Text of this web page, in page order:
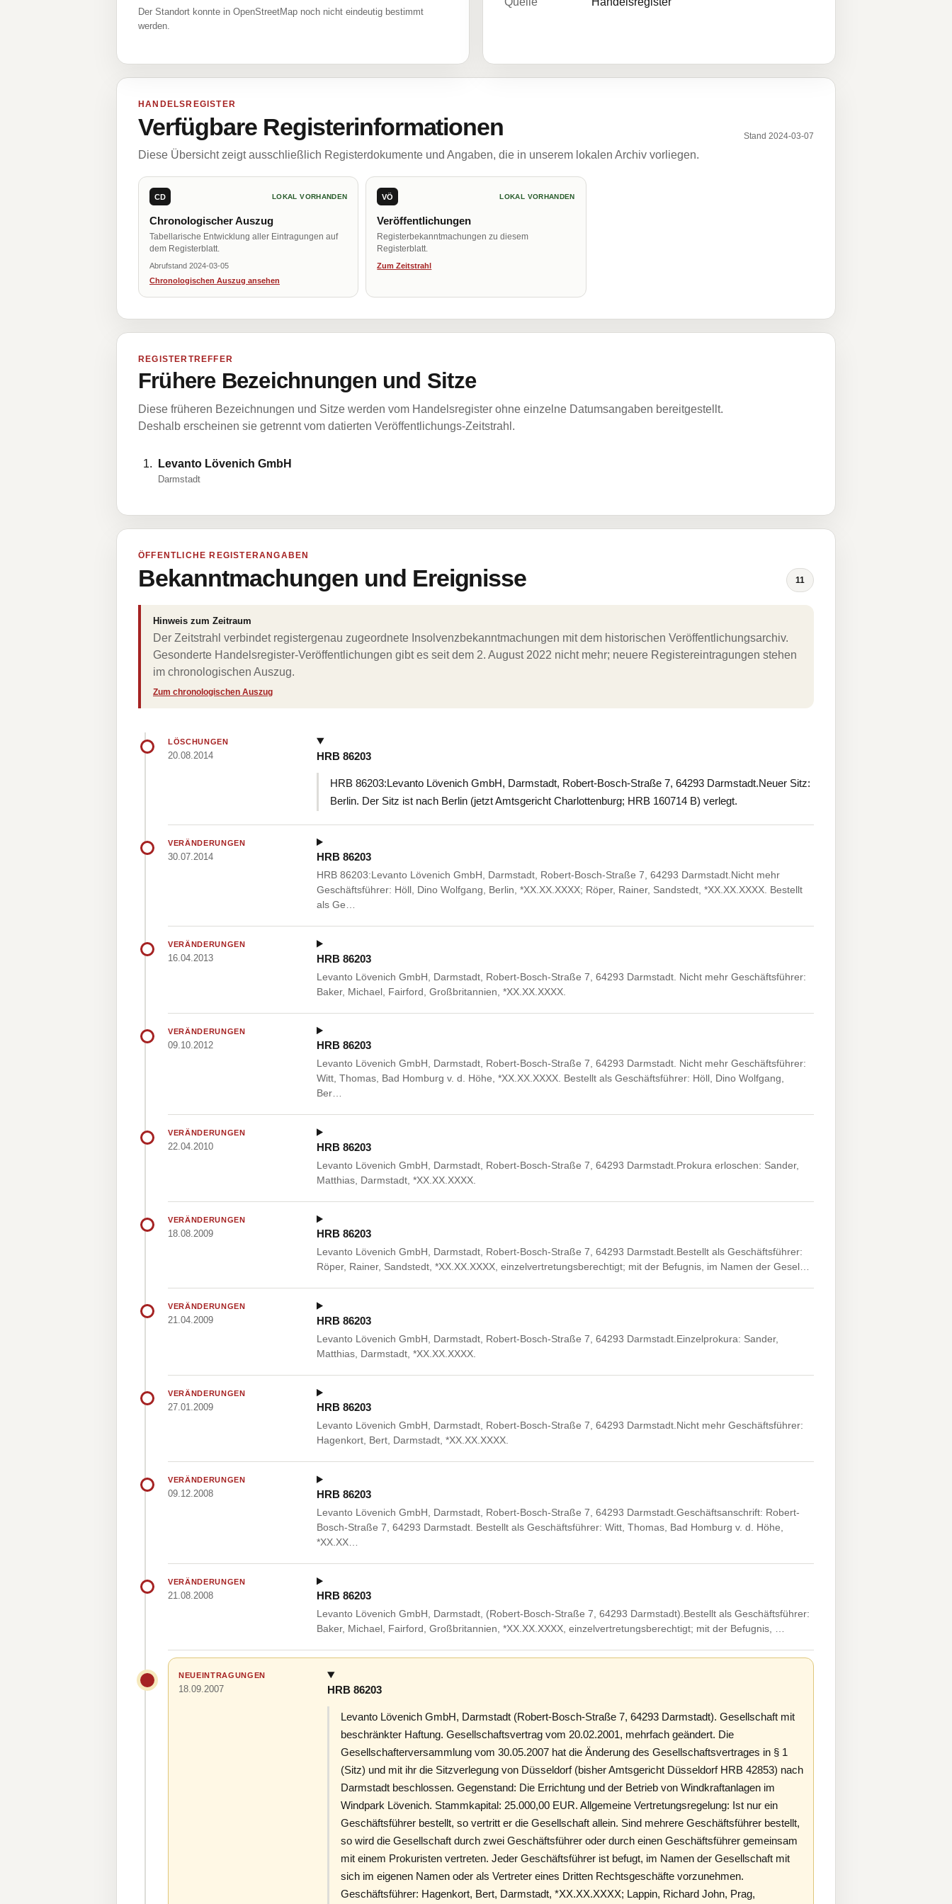
Der Standort konnte in OpenStreetMap noch nicht eindeutig bestimmt
werden.
HANDELSREGISTER
Verfügbare Registerinformationen Stand 2024-03-07
Diese Übersicht zeigt ausschließlich Registerdokumente und Angaben, die in unserem lokalen Archiv vorliegen.
CD LOKAL VORHANDEN
Chronologischer Auszug
Tabellarische Entwicklung aller Eintragungen auf
dem Registerblatt.
Abrufstand 2024-03-05
Chronologischen Auszug ansehen
VÖ LOKAL VORHANDEN
Veröffentlichungen
Registerbekanntmachungen zu diesem
Registerblatt.
Zum Zeitstrahl
REGISTERTREFFER
Frühere Bezeichnungen und Sitze
Diese früheren Bezeichnungen und Sitze werden vom Handelsregister ohne einzelne Datumsangaben bereitgestellt.
Deshalb erscheinen sie getrennt vom datierten Veröffentlichungs-Zeitstrahl.
Levanto Lövenich GmbH
Darmstadt
ÖFFENTLICHE REGISTERANGABEN
Bekanntmachungen und Ereignisse 11
Hinweis zum Zeitraum
Der Zeitstrahl verbindet registergenau zugeordnete Insolvenzbekanntmachungen mit dem historischen Veröffentlichungsarchiv.
Gesonderte Handelsregister-Veröffentlichungen gibt es seit dem 2. August 2022 nicht mehr; neuere Registereintragungen stehen
im chronologischen Auszug.
Zum chronologischen Auszug
LÖSCHUNGEN
20.08.2014 HRB 86203
HRB 86203:Levanto Lövenich GmbH, Darmstadt, Robert-Bosch-Straße 7, 64293 Darmstadt.Neuer Sitz:
Berlin. Der Sitz ist nach Berlin (jetzt Amtsgericht Charlottenburg; HRB 160714 B) verlegt.
VERÄNDERUNGEN
30.07.2014 HRB 86203
HRB 86203:Levanto Lövenich GmbH, Darmstadt, Robert-Bosch-Straße 7, 64293 Darmstadt.Nicht mehr
Geschäftsführer: Höll, Dino Wolfgang, Berlin, *XX.XX.XXXX; Röper, Rainer, Sandstedt, *XX.XX.XXXX. Bestellt
als Ge…
VERÄNDERUNGEN
16.04.2013 HRB 86203
Levanto Lövenich GmbH, Darmstadt, Robert-Bosch-Straße 7, 64293 Darmstadt. Nicht mehr Geschäftsführer:
Baker, Michael, Fairford, Großbritannien, *XX.XX.XXXX.
VERÄNDERUNGEN
09.10.2012 HRB 86203
Levanto Lövenich GmbH, Darmstadt, Robert-Bosch-Straße 7, 64293 Darmstadt. Nicht mehr Geschäftsführer:
Witt, Thomas, Bad Homburg v. d. Höhe, *XX.XX.XXXX. Bestellt als Geschäftsführer: Höll, Dino Wolfgang,
Ber…
VERÄNDERUNGEN
22.04.2010 HRB 86203
Levanto Lövenich GmbH, Darmstadt, Robert-Bosch-Straße 7, 64293 Darmstadt.Prokura erloschen: Sander,
Matthias, Darmstadt, *XX.XX.XXXX.
VERÄNDERUNGEN
18.08.2009 HRB 86203
Levanto Lövenich GmbH, Darmstadt, Robert-Bosch-Straße 7, 64293 Darmstadt.Bestellt als Geschäftsführer:
Röper, Rainer, Sandstedt, *XX.XX.XXXX, einzelvertretungsberechtigt; mit der Befugnis, im Namen der Gesel…
VERÄNDERUNGEN
21.04.2009 HRB 86203
Levanto Lövenich GmbH, Darmstadt, Robert-Bosch-Straße 7, 64293 Darmstadt.Einzelprokura: Sander,
Matthias, Darmstadt, *XX.XX.XXXX.
VERÄNDERUNGEN
27.01.2009 HRB 86203
Levanto Lövenich GmbH, Darmstadt, Robert-Bosch-Straße 7, 64293 Darmstadt.Nicht mehr Geschäftsführer:
Hagenkort, Bert, Darmstadt, *XX.XX.XXXX.
VERÄNDERUNGEN
09.12.2008 HRB 86203
Levanto Lövenich GmbH, Darmstadt, Robert-Bosch-Straße 7, 64293 Darmstadt.Geschäftsanschrift: Robert-
Bosch-Straße 7, 64293 Darmstadt. Bestellt als Geschäftsführer: Witt, Thomas, Bad Homburg v. d. Höhe,
*XX.XX…
VERÄNDERUNGEN
21.08.2008 HRB 86203
Levanto Lövenich GmbH, Darmstadt, (Robert-Bosch-Straße 7, 64293 Darmstadt).Bestellt als Geschäftsführer:
Baker, Michael, Fairford, Großbritannien, *XX.XX.XXXX, einzelvertretungsberechtigt; mit der Befugnis, …
NEUEINTRAGUNGEN
18.09.2007 HRB 86203
Levanto Lövenich GmbH, Darmstadt (Robert-Bosch-Straße 7, 64293 Darmstadt). Gesellschaft mit
beschränkter Haftung. Gesellschaftsvertrag vom 20.02.2001, mehrfach geändert. Die
Gesellschafterversammlung vom 30.05.2007 hat die Änderung des Gesellschaftsvertrages in § 1
(Sitz) und mit ihr die Sitzverlegung von Düsseldorf (bisher Amtsgericht Düsseldorf HRB 42853) nach
Darmstadt beschlossen. Gegenstand: Die Errichtung und der Betrieb von Windkraftanlagen im
Windpark Lövenich. Stammkapital: 25.000,00 EUR. Allgemeine Vertretungsregelung: Ist nur ein
Geschäftsführer bestellt, so vertritt er die Gesellschaft allein. Sind mehrere Geschäftsführer bestellt,
so wird die Gesellschaft durch zwei Geschäftsführer oder durch einen Geschäftsführer gemeinsam
mit einem Prokuristen vertreten. Jeder Geschäftsführer ist befugt, im Namen der Gesellschaft mit
sich im eigenen Namen oder als Vertreter eines Dritten Rechtsgeschäfte vorzunehmen.
Geschäftsführer: Hagenkort, Bert, Darmstadt, *XX.XX.XXXX; Lappin, Richard John, Prag,